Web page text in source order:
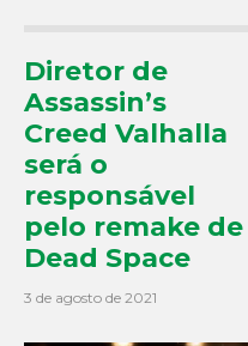
Diretor de
Assassin’s
Creed Valhalla
será o
responsável
pelo remake de
Dead Space
3 de agosto de 2021